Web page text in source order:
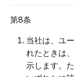
第8条
当社は、ユ
れたときは
示します。